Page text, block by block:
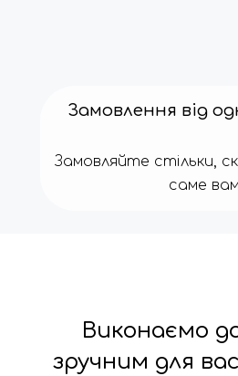
Замовлення від
Замовляйте стільки,
саме вам
Виконаємо
зручним для